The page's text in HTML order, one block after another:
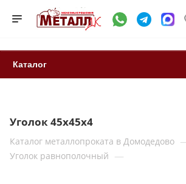
Каталог
Уголок 45х45х4
Каталог металлопроката в Домодедово
Уголок равнополочный —